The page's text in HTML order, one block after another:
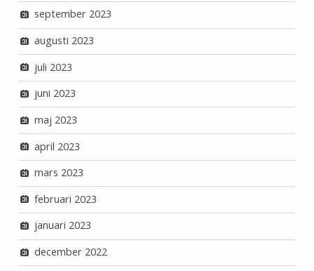
september 2023
augusti 2023
juli 2023
juni 2023
maj 2023
april 2023
mars 2023
februari 2023
januari 2023
december 2022